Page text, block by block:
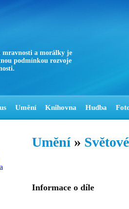
mravnosti a morálky je
podmínkou rozvoje
Umění Knihovna Hudba
Umění »
Informace o díle